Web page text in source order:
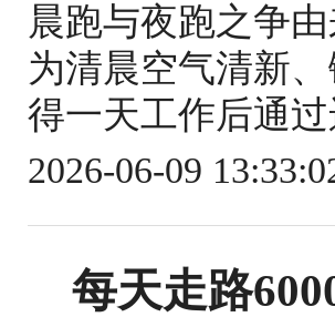
晨跑与夜跑之争
为清晨空气清新
得一天工作后通
2026-06-09
每天走路